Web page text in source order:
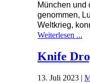
München und
genommen,
Weltkrieg,
Weiterlesen ...
Knife
13. Juli 2023 |